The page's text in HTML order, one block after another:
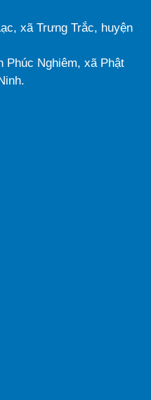
xã Trưng Trắc, huyện
Phúc Nghiêm, xã Phật